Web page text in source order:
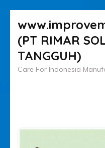
ke
konten
(Tekan
Enter)
(PT RIMAR
TANGGUH)
Care For Indonesia